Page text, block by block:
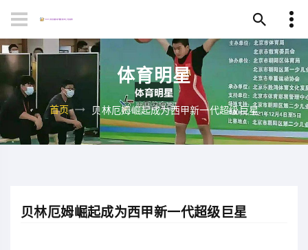
体育明星
首页 贝林厄姆崛起成为西甲新一代超级巨星
贝林厄姆崛起成为西甲新一代超级巨星